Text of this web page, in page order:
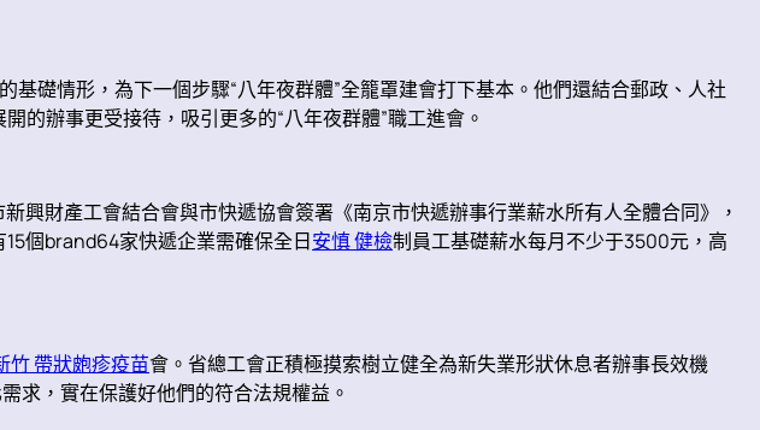
基礎情形，為下一個步驟“八年夜群體”全籠罩建會打下基本。他們還結合郵政、人社
的辦事更受接待，吸引更多的“八年夜群體”職工進會。
興財產工會結合會與市快遞協會簽署《南京市快遞辦事行業薪水所有人全體合同》，
個brand64家快遞企業需確保全日安慎 健檢制員工基礎薪水每月不少于3500元，高
竹 帶狀皰疹疫苗會。省總工會正積極摸索樹立健全為新失業形狀休息者辦事長效機
求，實在保護好他們的符合法規權益。